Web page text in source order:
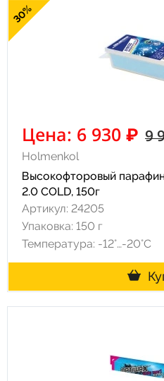
30%
Цена: 6 930 ₽ 9
Holmenkol
Высокофторовый
2.0 COLD, 150г
Артикул: 24205
Упаковка: 150 г
Температура: -12°…-20°C